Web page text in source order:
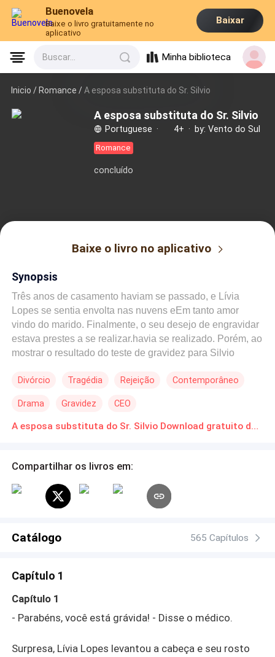
Buenovela
Baixe o livro gratuitamente no
aplicativo
Baixar
Buscar... Minha biblioteca
Inicio /Romance /A esposa substituta do Sr. Silvio
A esposa substituta do Sr. Silvio
Portuguese · 4+ · by: Vento do Sul
Romance
concluído
Baixe o livro no aplicativo
Synopsis
Três anos de casamento haviam se passado, e Lívia
Lopes se sentia envolta nas nuvens eEm tanto amor
vindo do marido. Finalmente, o seu desejo de engravidar
estava prestes a se realizar.havia se realizado. Porém, ao
mostrar o resultado do teste de gravidez para Silvio
divórcio:- Jamais permitirei que outra mulher carregue
Perguntou ela, com tristeza.O homem declarou com
firmeza:- Porque... Eu nunca te amei!Então nNa verdade,
por ela, mas, na realidade, o que ele amava era apenas o
apegos, Lívia assinou imediatamente o acordo de
divórcio, decidida a nunca mais cruzar seu caminho!,
desaparecer, quepesar dele pedir insistentemente que
de sua amada esposa, ele finalmente percebeu que ela
já havia se tornado a coisa mais preciosa no seu
coração, algo inseparável e de valor inestimável.
Divórcio Tragédia Rejeição Contemporâneo
Drama Gravidez CEO
A esposa substituta do Sr. Silvio Download gratuito de Novelas Online em PDF
Compartilhar os livros em:
Catálogo 565 Capítulos
Capítulo 1
Capítulo 1
- Parabéns, você está grávida! - Disse o médico.
Surpresa, Lívia Lopes levantou a cabeça e seu rosto